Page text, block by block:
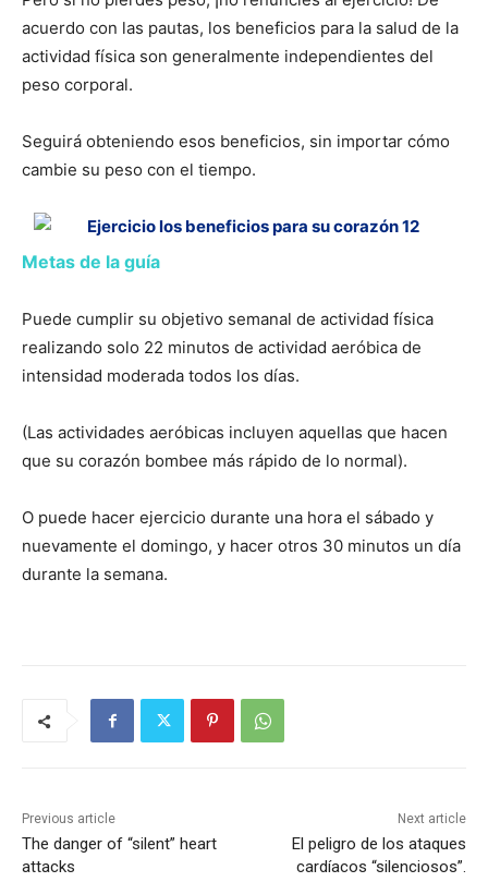
acuerdo con las pautas, los beneficios para la salud de la
actividad física son generalmente independientes del
peso corporal.
Seguirá obteniendo esos beneficios, sin importar cómo
cambie su peso con el tiempo.
Metas de la guía
Puede cumplir su objetivo semanal de actividad física
realizando solo 22 minutos de actividad aeróbica de
intensidad moderada todos los días.
(Las actividades aeróbicas incluyen aquellas que hacen
que su corazón bombee más rápido de lo normal).
O puede hacer ejercicio durante una hora el sábado y
nuevamente el domingo, y hacer otros 30 minutos un día
durante la semana.
Previous article
The danger of “silent” heart
attacks
Next article
El peligro de los ataques
cardíacos “silenciosos”.